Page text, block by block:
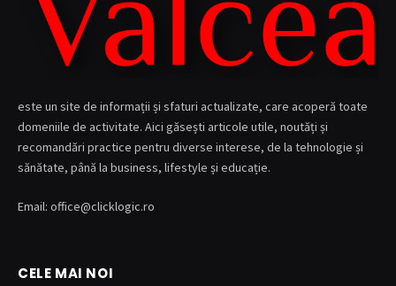
este un site de informații și sfaturi actualizate, care acoperă toate
domeniile de activitate. Aici găsești articole utile, noutăți și
recomandări practice pentru diverse interese, de la tehnologie și
sănătate, până la business, lifestyle și educație.
Email: office@clicklogic.ro
CELE MAI NOI